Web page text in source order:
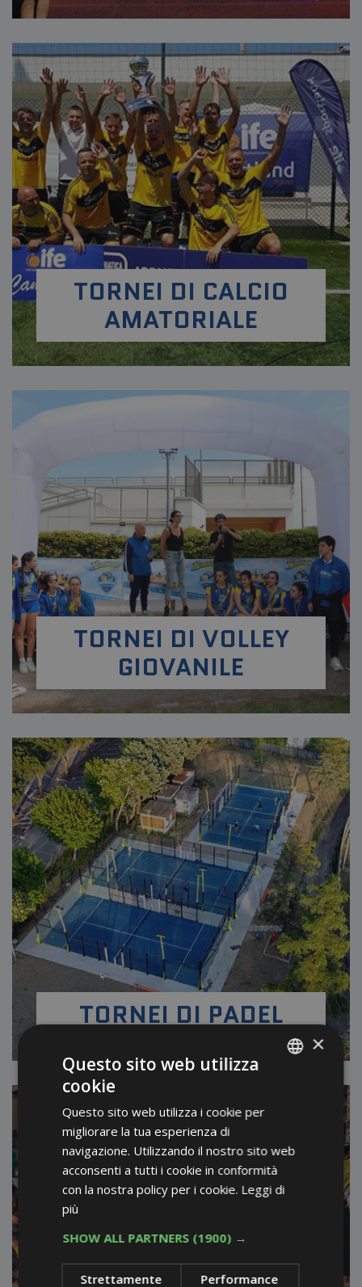
TORNEI DI CALCIO
AMATORIALE
TORNEI DI VOLLEY
GIOVANILE
TORNEI DI PADEL
FRENCH
RUSSIAN
×
Questo sito web utilizza
cookie
Questo sito web utilizza i cookie per
migliorare la tua esperienza di
navigazione. Utilizzando il nostro sito web
acconsenti a tutti i cookie in conformità
con la nostra policy per i cookie. Leggi di
più
SHOW ALL PARTNERS (1900) →
Strettamente
Performance